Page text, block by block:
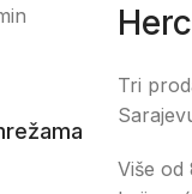
Tri
Više od